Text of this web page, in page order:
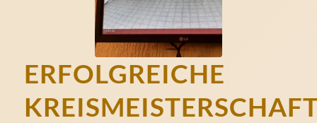
ERFOLGREICHE